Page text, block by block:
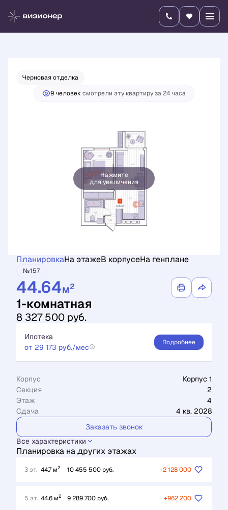
1-комнатная 8 327 500 руб.
Ипотека от 29 173 руб./мес.
Черновая отделка
9 человексмотрели эту квартиру за 24 часа
Нажмите
для увеличения
ПланировкаНа этажеВ корпусеНа генплане
№157
44.64м2
1-комнатная
8 327 500 руб.
Ипотека
от 29 173 руб./мес
Подробнее
Корпус
Корпус 1
Секция
2
Этаж
4
Сдача
4 кв. 2028
Заказать звонок
Все характеристики
Планировка на других этажах
3 эт. 44.7 м2 10 455 500 руб. +2 128 000
5 эт. 44.6 м2 9 289 700 руб. +962 200